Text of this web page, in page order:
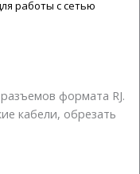
работы с сетью
формата RJ.
кабели, обрезать